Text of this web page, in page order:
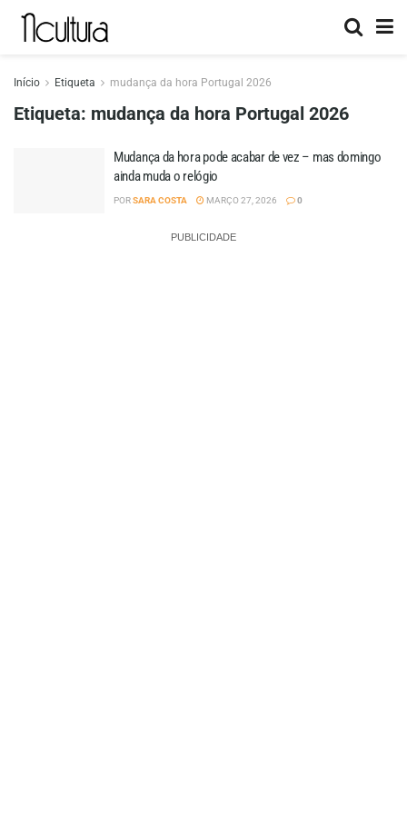
Início Etiqueta mudança da hora Portugal 2026
Etiqueta: mudança da hora Portugal 2026
Mudança da hora pode acabar de vez – mas domingo
ainda muda o relógio
PORSARA COSTA MARÇO 27, 2026 0
PUBLICIDADE